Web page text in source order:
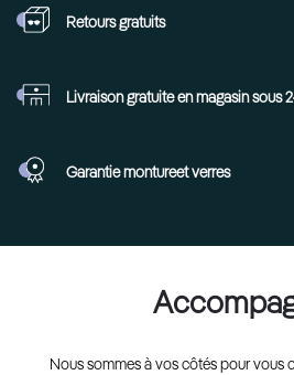
Retoursgratuits
Livraison gratuite en magasin sous
Garantie montureet verres
Nous sommes à vos côtés pour vous